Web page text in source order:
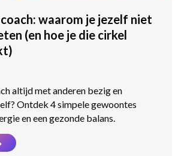
coach: waarom je jezelf niet
(en hoe je die cirkel
altijd met anderen bezig en
Ontdek 4 simpele gewoontes
en een gezonde balans.